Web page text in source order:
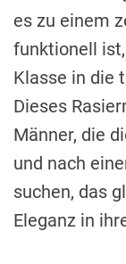
es zu einem
funktionell
Klasse in die
Dieses
Männer, die
und nach
suchen, das
Eleganz in